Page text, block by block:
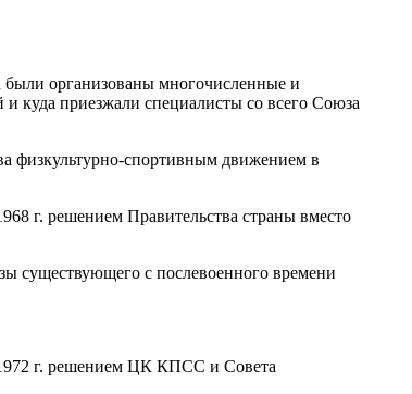
организованы многочисленные и
куда приезжали специалисты со всего Союза
физкультурно-спортивным движением в
г. решением Правительства страны вместо
существующего с послевоенного времени
1972 г. решением ЦК КПСС и Совета